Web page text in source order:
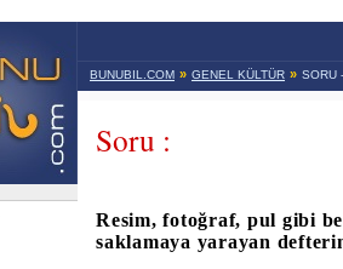
BUNUBIL.COM » GENEL KÜLTÜR » SORU
Soru :
Resim, fotoğraf, pul gibi
saklamaya yarayan